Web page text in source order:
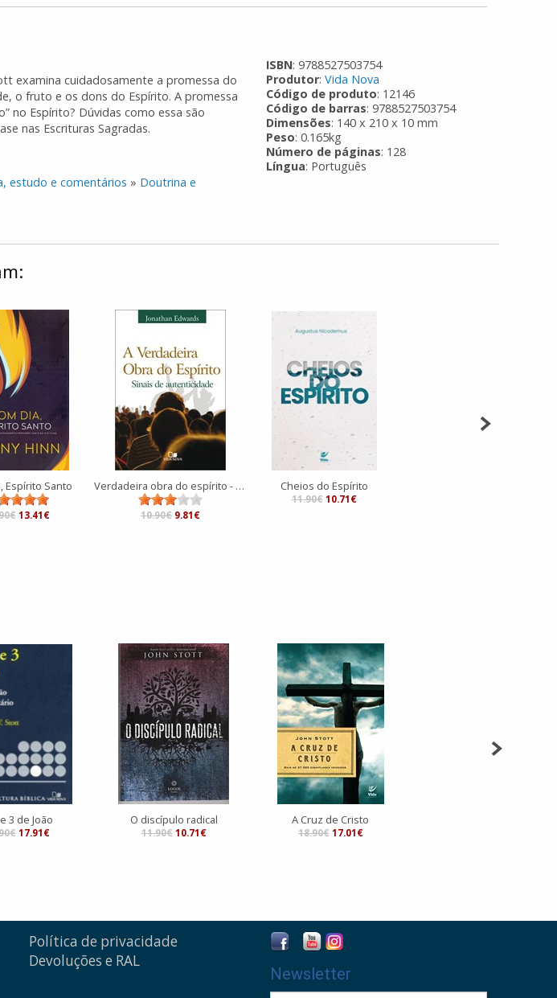
examina cuidadosamente a promessa do
o fruto e os dons do Espírito. A promessa
no Espírito? Dúvidas como essa são
nas Escrituras Sagradas.
estudo e comentários » Doutrina e
ISBN: 9788527503754
Produtor:Vida Nova
Código de produto: 12146
Código de barras: 9788527503754
Dimensões: 140 x 210 x 10 mm
Peso: 0.165kg
Número de páginas: 128
Língua: Português
Espírito Santo
13.41€
Verdadeira obra do espírito - 2.ª Edição revisada
10.90€ 9.81€
Cheios do Espírito
11.90€ 10.71€
3 de João
17.91€
O discípulo radical
11.90€ 10.71€
A Cruz de Cristo
18.90€ 17.01€
Política de privacidade
Devoluções e RAL
Newsletter